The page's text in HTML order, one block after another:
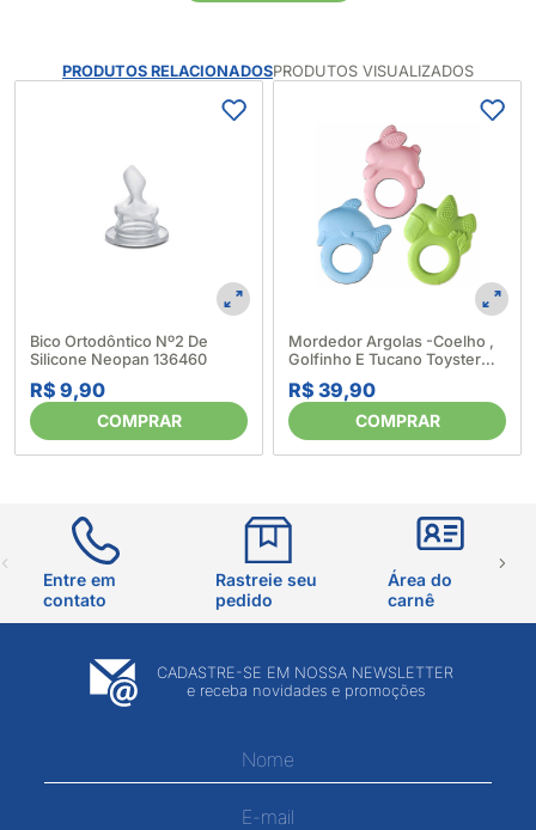
PRODUTOS RELACIONADOSPRODUTOS VISUALIZADOS
Bico Ortodôntico Nº2 De
Silicone Neopan 136460
R$ 9,90
COMPRAR
Mordedor Argolas -Coelho ,
Golfinho E Tucano Toyster
282423
R$ 39,90
COMPRAR
Entre em
contato
Rastreie seu
pedido
Área do
carnê
CADASTRE-SE EM NOSSA NEWSLETTER
e receba novidades e promoções